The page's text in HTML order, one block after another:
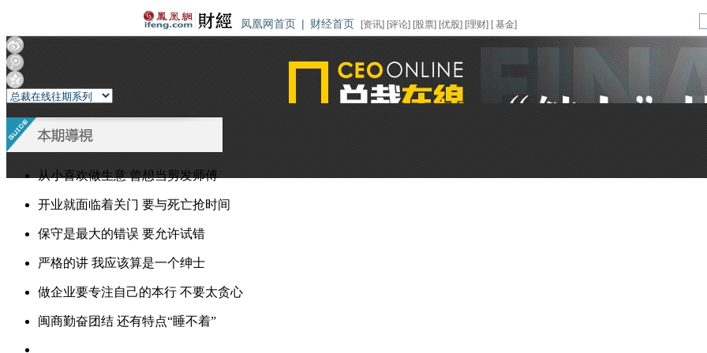
凤凰网首页 | 财经首页 [资讯] [评论] [股票] [优股] [理财] [基金]
从小喜欢做生意 曾想当剪发师傅
开业就面临着关门 要与死亡抢时间
保守是最大的错误 要允许试错
严格的讲 我应该算是一个绅士
做企业要专注自己的本行 不要太贪心
闽商勤奋团结 还有特点“睡不着”